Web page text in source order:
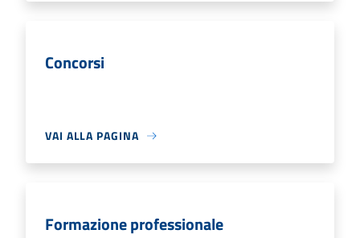
Concorsi
VAI ALLA PAGINA
Formazione professionale